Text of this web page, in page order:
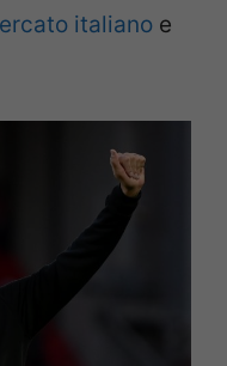
italiano e